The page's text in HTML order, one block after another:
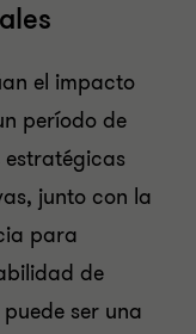
el impacto
período de
estratégicas
junto con la
para
de
ser una